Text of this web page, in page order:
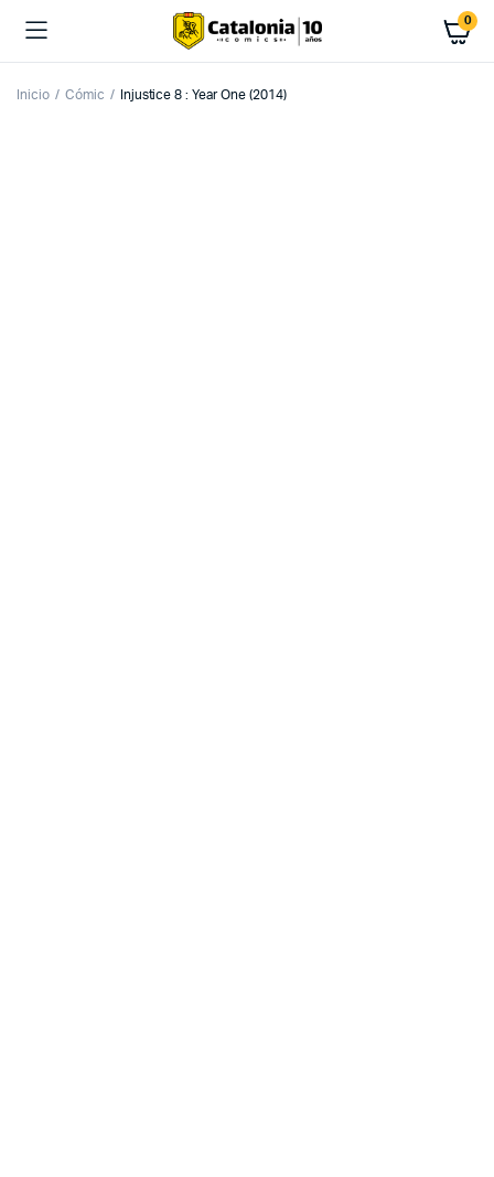
0
Inicio Cómic Injustice 8 : Year One (2014)